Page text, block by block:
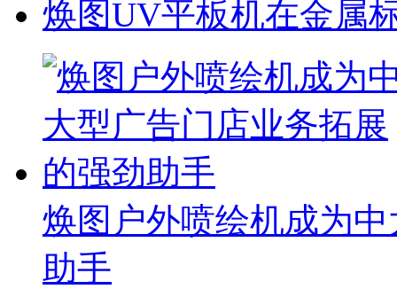
焕图UV平板机在金属
焕图户外喷绘机成为
助手